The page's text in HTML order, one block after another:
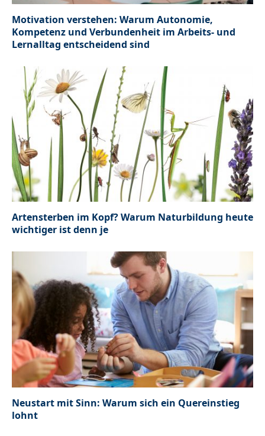
Motivation verstehen: Warum Autonomie,
Kompetenz und Verbundenheit im Arbeits- und
Lernalltag entscheidend sind
Artensterben im Kopf? Warum Naturbildung heute
wichtiger ist denn je
Neustart mit Sinn: Warum sich ein Quereinstieg
lohnt